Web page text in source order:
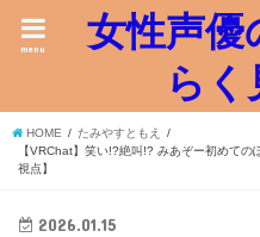
女性声優
らく
menu
HOME
たみやすともえ
【VRChat】笑い!?絶叫!? みあぞー初めて
視点】
2026.01.15